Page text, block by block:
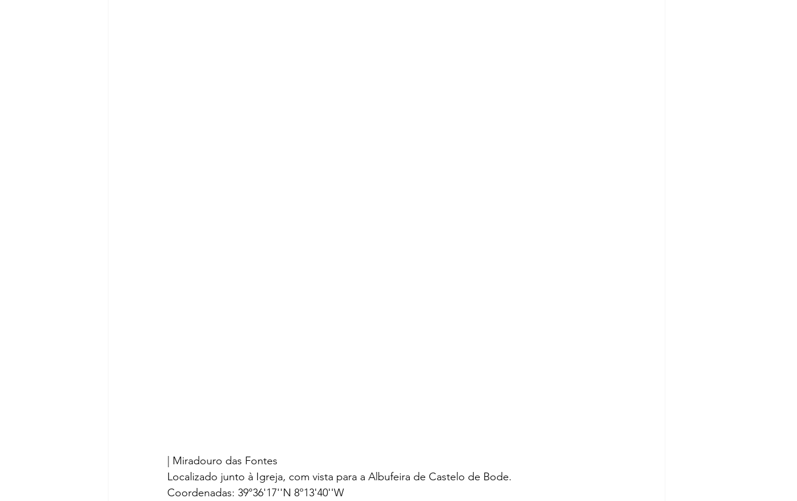
| Miradouro das Fontes
Localizado junto à Igreja, com vista para a Albufeira de Castelo de Bode.
Coordenadas: 39°36'17''N 8º13'40''W